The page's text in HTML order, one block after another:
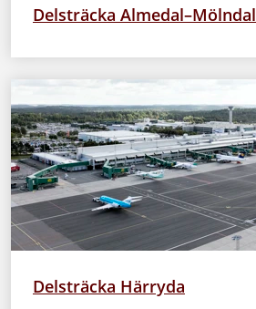
Delsträcka Almedal–Mölndal
Delsträcka Härryda